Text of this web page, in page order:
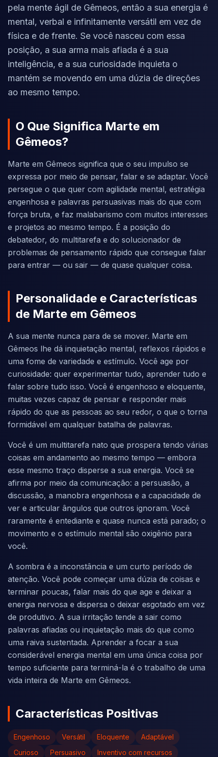
pela mente ágil de Gêmeos, então a sua energia é
mental, verbal e infinitamente versátil em vez de
física e de frente. Se você nasceu com essa
posição, a sua arma mais afiada é a sua
inteligência, e a sua curiosidade inquieta o
mantém se movendo em uma dúzia de direções
ao mesmo tempo.
O Que Significa Marte em
Gêmeos?
Marte em Gêmeos significa que o seu impulso se
expressa por meio de pensar, falar e se adaptar. Você
persegue o que quer com agilidade mental, estratégia
engenhosa e palavras persuasivas mais do que com
força bruta, e faz malabarismo com muitos interesses
e projetos ao mesmo tempo. É a posição do
debatedor, do multitarefa e do solucionador de
problemas de pensamento rápido que consegue falar
para entrar — ou sair — de quase qualquer coisa.
Personalidade e Características
de Marte em Gêmeos
A sua mente nunca para de se mover. Marte em
Gêmeos lhe dá inquietação mental, reflexos rápidos e
uma fome de variedade e estímulo. Você age por
curiosidade: quer experimentar tudo, aprender tudo e
falar sobre tudo isso. Você é engenhoso e eloquente,
muitas vezes capaz de pensar e responder mais
rápido do que as pessoas ao seu redor, o que o torna
formidável em qualquer batalha de palavras.
Você é um multitarefa nato que prospera tendo várias
coisas em andamento ao mesmo tempo — embora
esse mesmo traço disperse a sua energia. Você se
afirma por meio da comunicação: a persuasão, a
discussão, a manobra engenhosa e a capacidade de
ver e articular ângulos que outros ignoram. Você
raramente é entediante e quase nunca está parado; o
movimento e o estímulo mental são oxigênio para
você.
A sombra é a inconstância e um curto período de
atenção. Você pode começar uma dúzia de coisas e
terminar poucas, falar mais do que age e deixar a
energia nervosa e dispersa o deixar esgotado em vez
de produtivo. A sua irritação tende a sair como
palavras afiadas ou inquietação mais do que como
uma raiva sustentada. Aprender a focar a sua
considerável energia mental em uma única coisa por
tempo suficiente para terminá-la é o trabalho de uma
vida inteira de Marte em Gêmeos.
Características Positivas
Engenhoso Versátil Eloquente
Adaptável
Curioso
Persuasivo Inventivo com recursos